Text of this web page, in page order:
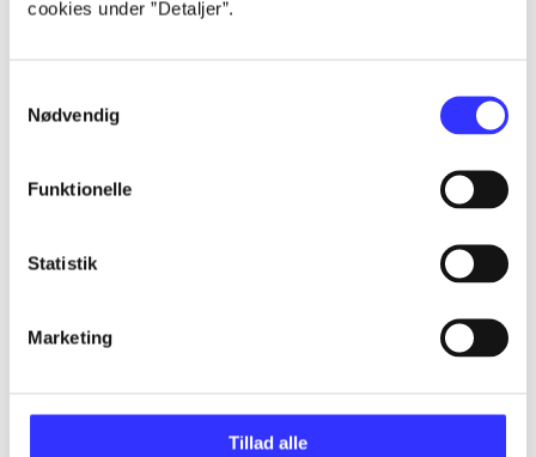
cookies under ”Detaljer”.
Nødvendig
Funktionelle
Statistik
Marketing
Tillad alle
...
...
...